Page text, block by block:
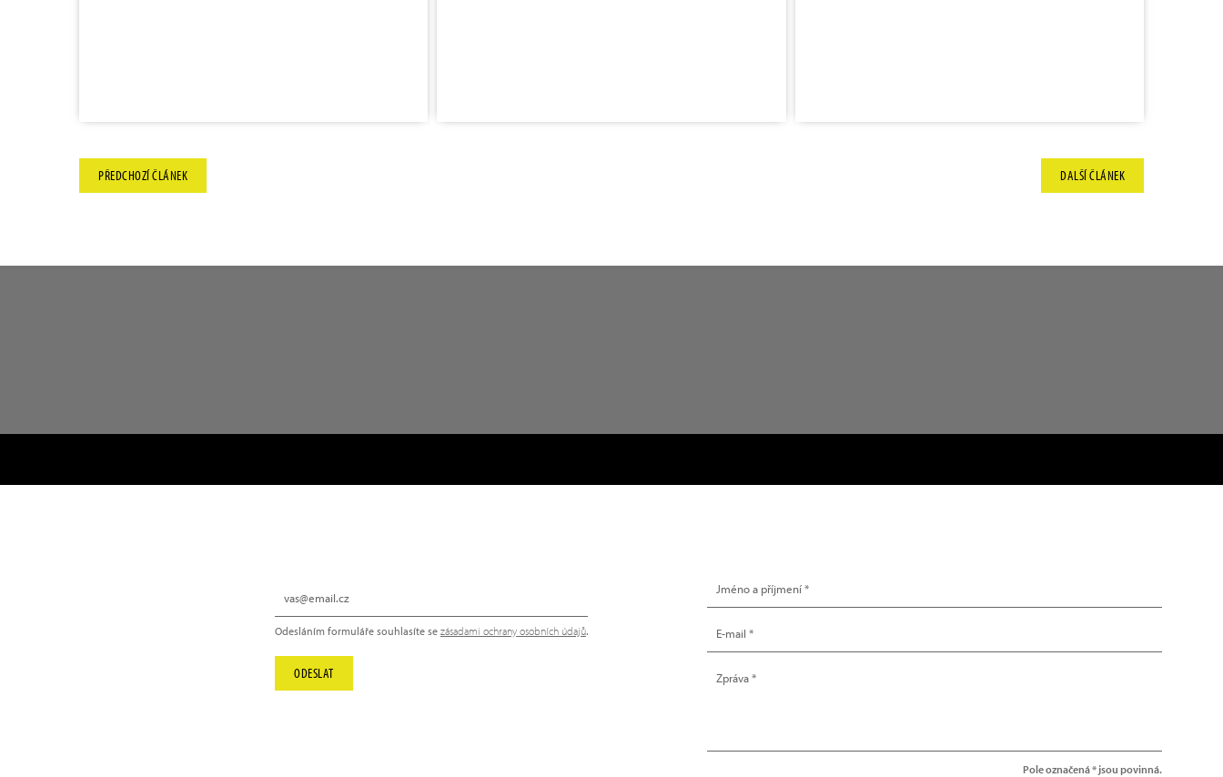
DALŠÍČLÁNEK
PŘEDCHOZÍČLÁNEK
Odesláním formuláře souhlasíte se zásadami ochrany osobních údajů.
ODESLAT
Pole označená * jsou povinná.